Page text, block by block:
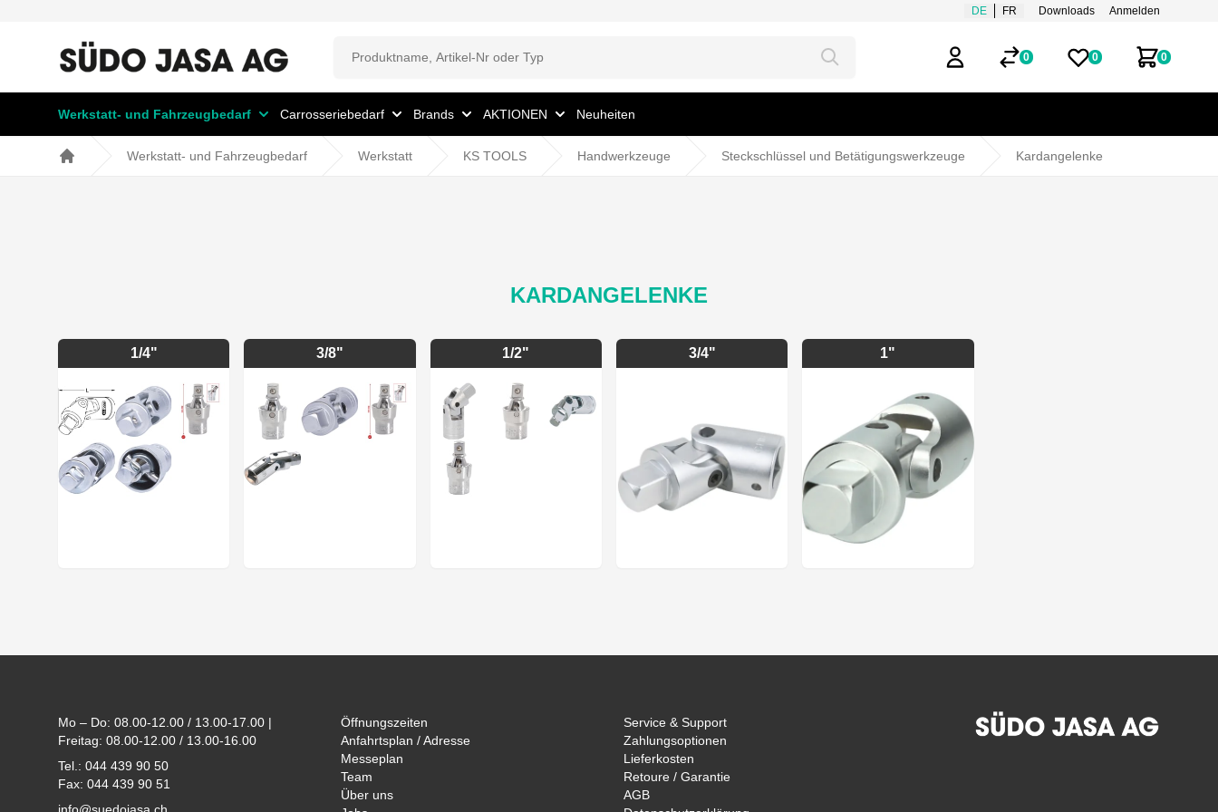
DE FR Downloads Anmelden
Mein Benutzerkonto
0 0
Merklisten
0
Zum
Werkstatt- und Fahrzeugbedarf Carrosseriebedarf Brands AKTIONEN Neuheiten
Werkstatt- und Fahrzeugbedarf Werkstatt KS TOOLS Handwerkzeuge Steckschlüssel und Betätigungswerkzeuge Kardangelenke
KARDANGELENKE
1/4" 3/8" 1/2" 3/4" 1"
Mo – Do: 08.00-12.00 / 13.00-17.00 |
Freitag: 08.00-12.00 / 13.00-16.00
Tel.: 044 439 90 50
Fax: 044 439 90 51
Öffnungszeiten
Anfahrtsplan / Adresse
Messeplan
Team
Über uns
Service & Support
Zahlungsoptionen
Lieferkosten
Retoure / Garantie
AGB